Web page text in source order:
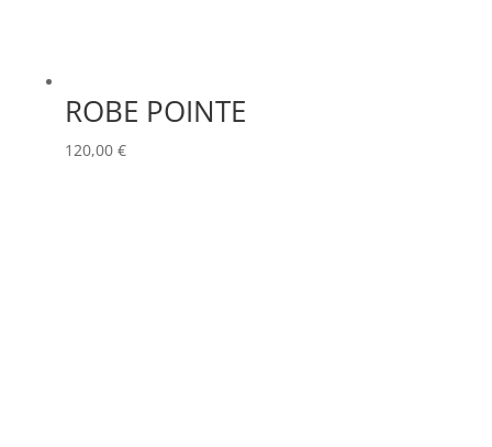
ROBE POINTE
120,00 €